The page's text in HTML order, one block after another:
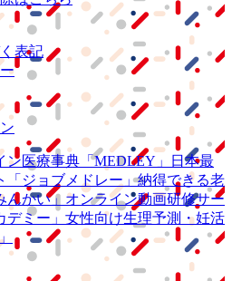
表記
ン医療事典 「MEDLEY」
日本最
「ジョブメドレー」納得できる老
んかい」 オンライン動画研修サー
デミー」 女性向け生理予測・妊活